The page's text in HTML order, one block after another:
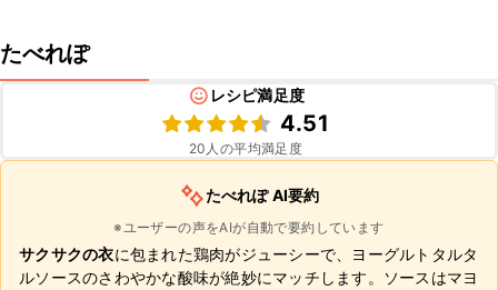
たべれぽ
レシピ満足度
4.51
20 人の平均満足度
たべれぽ AI要約
※ユーザーの声をAIが自動で要約しています
サクサクの衣に包まれた鶏肉がジューシーで、ヨーグルトタルタ
ルソースのさわやかな酸味が絶妙にマッチします。ソースはマヨ